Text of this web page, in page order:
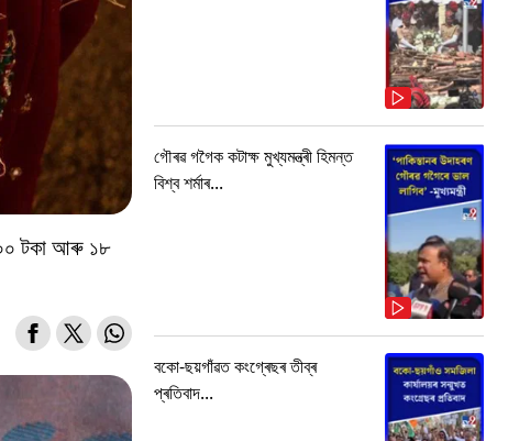
টকা আৰু ১৮
গৌৰৱ গগৈক কটাক্ষ মুখ্যমন্ত্ৰী হিমন্ত
বিশ্ব শৰ্মাৰ...
বকো-ছয়গাঁৱত কংগ্ৰেছৰ তীব্ৰ
প্ৰতিবাদ...